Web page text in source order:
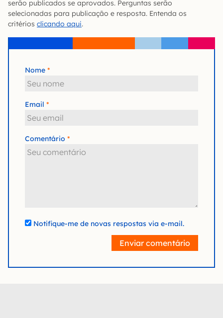
serão publicados se aprovados. Perguntas serão
selecionadas para publicação e resposta. Entenda os
critérios clicando aqui.
Nome
Email
Comentário
Notifique-me de novas respostas via e-mail.
Enviar comentário